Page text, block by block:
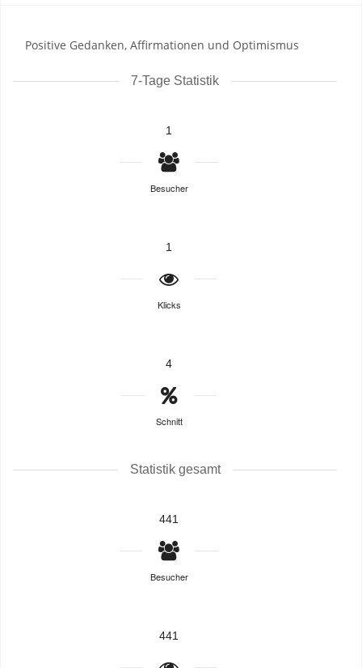
Positive Gedanken, Affirmationen und Optimismus
7-Tage Statistik
1
Besucher
1
Klicks
4
Schnitt
Statistik gesamt
441
Besucher
441